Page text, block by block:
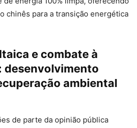
chinês para a transição energética
e combate à
desenvolvimento
ambiental
de parte da opinião pública